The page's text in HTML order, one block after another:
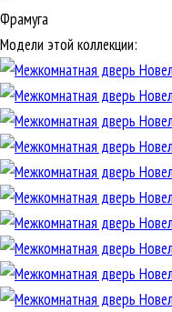
Фрамуга
Модели этой коллекции: